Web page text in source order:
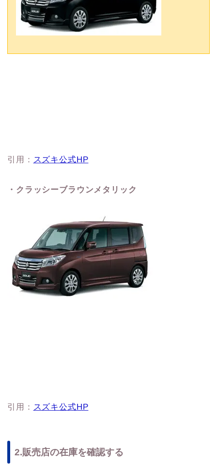
引用： スズキ公式HP
・クラッシーブラウンメタリック
引用： スズキ公式HP
2.販売店の在庫を確認する